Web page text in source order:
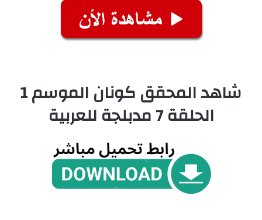
شاهد المحقق كونان الموسم 1
الحلقة 7 مدبلجة للعربية